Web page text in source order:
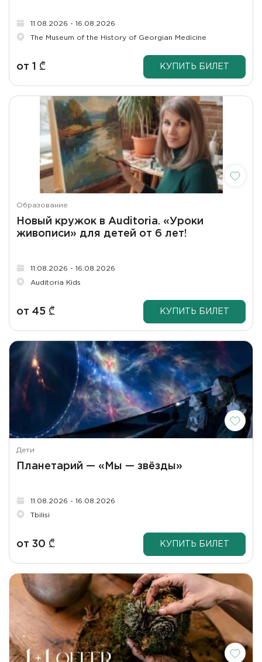
11.08.2026 - 16.08.2026
The Museum of the History of Georgian Medicine
от 1 ₾ КУПИТЬ БИЛЕТ
Образование
Новый кружок в Auditoria. «Уроки
живописи» для детей от 6 лет!
11.08.2026 - 16.08.2026
Auditoria Kids
от 45 ₾ КУПИТЬ БИЛЕТ
Дети
Планетарий — «Мы — звёзды»
11.08.2026 - 16.08.2026
Tbilisi
от 30 ₾ КУПИТЬ БИЛЕТ